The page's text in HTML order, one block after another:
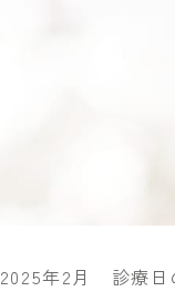
2025年2月 診療日